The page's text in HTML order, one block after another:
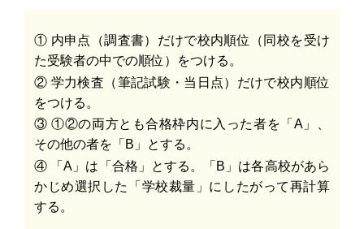
① 内申点（調査書）だけで校内順位（同校を受け
た受験者の中での順位）をつける。
② 学力検査（筆記試験・当日点）だけで校内順位
をつける。
③ ①②の両方とも合格枠内に入った者を「A」、
その他の者を「B」とする。
④ 「A」は「合格」とする。「B」は各高校があら
かじめ選択した「学校裁量」にしたがって再計算
する。